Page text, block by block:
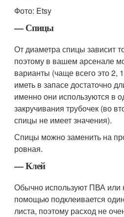
Фото: Etsy
— Спицы
От диаметра спицы зависит
поэтому в вашем арсенале
варианты (чаще всего это 2,
иметь в запасе достаточно
именно они используются в
закручивания трубочек (во
спицы не имеет значения).
Спицы можно заменить на
ровная.
— Клей
Обычно используют ПВА или
помощью подклеивается
листа, поэтому расход не